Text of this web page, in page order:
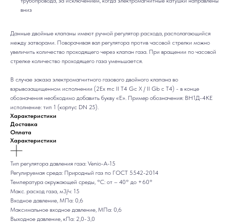
вниз
Данные двойные клапаны имеют ручной регулятор расхода, располагающийся
между затворами. Поворачивая вал регулятора против часовой стрелки можно
увеличить количество проходящего через клапан газа. При вращении по часовой
стрелке количество проходящего газа уменьшается.
В случае заказа электромагнитного газового двойного клапана во
взрывозащищенном исполнении (2Еx mc II T4 Gc X / II Gb c T4) - в конце
обозначения необходимо добавить букву «E». Пример обозначения: ВН1Д-4КЕ
исполнение: тип 1 (корпус DN 25).
Характеристики
Доставка
Оплата
Характеристики
Тип регулятора давления газа: Venio-A-15
Регулируемая среда: Природный газ по ГОСТ 5542-2014
Температура окружающей среды, °C: от – 40° до +60°
Макс. расход газа, м3/ч: 15
Входное давление, МПа: 0,6
Максимальное входное давление, МПа: 0,6
Выходное давление, кПа: 2,0-3,0